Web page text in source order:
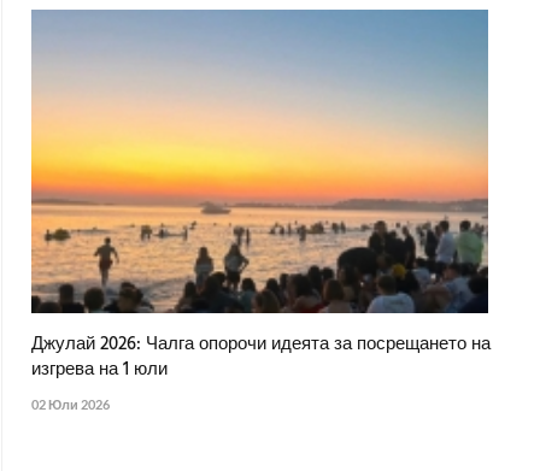
Джулай 2026: Чалга опорочи идеята за посрещането на
изгрева на 1 юли
02 Юли 2026